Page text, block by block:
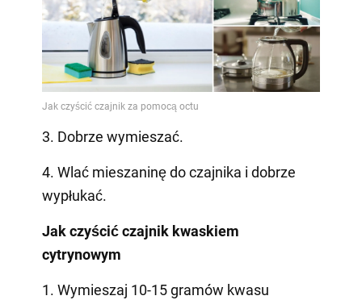
3. Dobrze wymieszać.
4. Wlać mieszaninę do czajnika i dobrze
wypłukać.
Jak czyścić czajnik kwaskiem
cytrynowym
1. Wymieszaj 10-15 gramów kwasu